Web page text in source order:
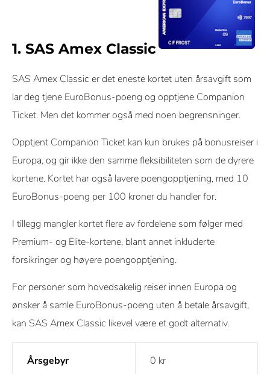
1. SAS Amex Classic
SAS Amex Classic er det eneste kortet uten årsavgift som
lar deg tjene EuroBonus-poeng og opptjene Companion
Ticket. Men det kommer også med noen begrensninger.
Opptjent Companion Ticket kan kun brukes på bonusreiser i
Europa, og gir ikke den samme fleksibiliteten som de dyrere
kortene. Kortet har også lavere poengopptjening, med 10
EuroBonus-poeng per 100 kroner du handler for.
I tillegg mangler kortet flere av fordelene som følger med
Premium- og Elite-kortene, blant annet inkluderte
forsikringer og høyere poengopptjening.
For personer som hovedsakelig reiser innen Europa og
ønsker å samle EuroBonus-poeng uten å betale årsavgift,
kan SAS Amex Classic likevel være et godt alternativ.
Årsgebyr 0 kr